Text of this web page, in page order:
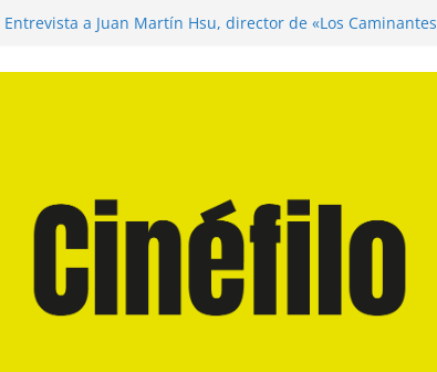
Entrevista a Juan Martín Hsu, director de «Los Caminantes